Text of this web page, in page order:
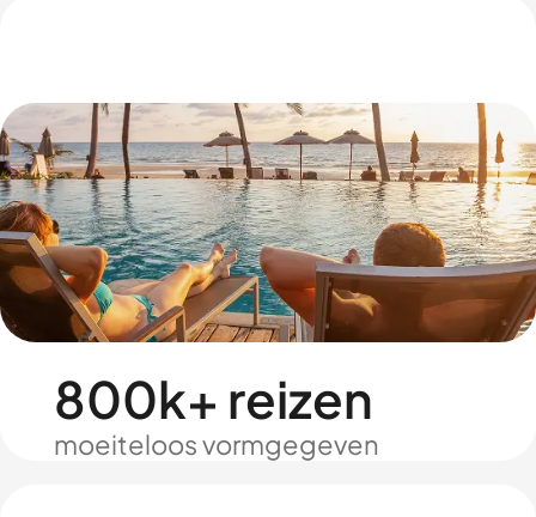
800k+ reizen
moeiteloos vormgegeven